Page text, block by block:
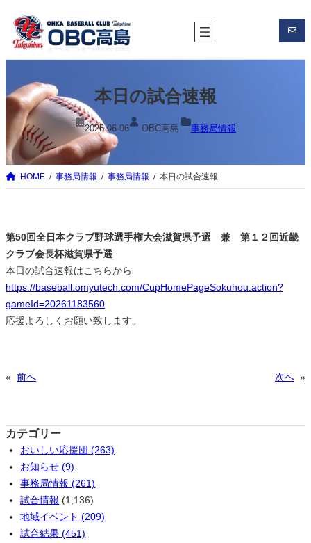
を
ス
ッ
本日の試合速報
2026-06-06 OBC高島 事務局情報
HOME 事務局情報 事務局情報 本日の試合速報
第50回全日本クラブ野球選手権大会滋賀県予選 兼 第１２回近畿
クラブ会長杯滋賀県予選
本日の試合速報はこちらから
https://baseball.omyutech.com/CupHomePageSokuhou.action?
gameId=20261183560
応援よろしくお願い致します。
« 前へ 次へ »
カテゴリー
おいしい応援団 (263)
お知らせ (9)
事務局情報 (261)
試合情報 (1,136)
地域イベント (209)
試合結果 (451)